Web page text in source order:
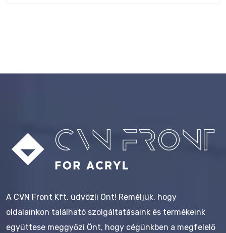
A CVN Front Kft. üdvözli Önt! Reméljük, hogy
oldalainkon található szolgáltatásaink és termékeink
együttese meggyőzi Önt, hogy cégünkben a megfelelő